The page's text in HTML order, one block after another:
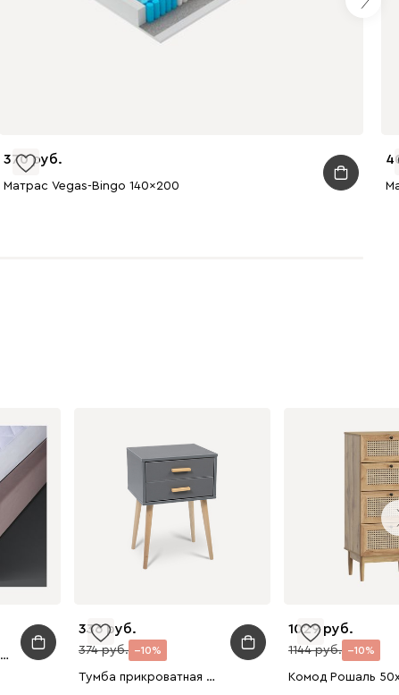
370
Матрас Vegas-Bingo 140x200
Наматрасник Vegas-Cotton-S1 180x200
336
374 10
Тумба прикроватная Ивейн 3-42x62 Графитовый
1029
1144 10